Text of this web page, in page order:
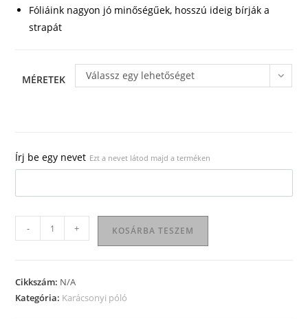
Fóliáink nagyon jó minőségűek, hosszú ideig bírják a
strapát
MÉRETEK Válassz egy lehetőséget
Írj be egy nevet Ezt a nevet látod majd a terméken
Karácsonyi
póló
mennyiség
- + KOSÁRBA TESZEM
Cikkszám: N/A
Kategória: Karácsonyi póló